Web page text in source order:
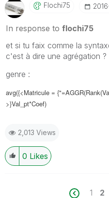
Flochi75
In response to flochi75
et si tu faix comme la
c'est à dire une agrégation ?
genre :
avg({<Matricule =
>}Val_pt*Coef)
2,013 Views
0 Likes
1 2